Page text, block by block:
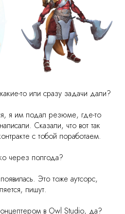
то или сразу задачи дали?
я им подал резюме, где-то
Сказали, что вот так
с тобой поработаем.
через полгода?
Это тоже аутсорс,
пишут.
в Owl Studio, да?